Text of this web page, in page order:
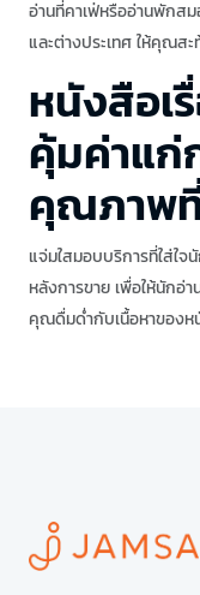
อ่านที่คาเฟ่หรืออ่านพักสม
และต่างประเทศ ให้คุณส
หนังสือเ
คุ้มค่าแก่
คุณภาพที่
แจ่มใสมอบบริการที่ใส่ใ
หลังการขาย เพื่อให้นักอ่
คุณดื่มด่ำกับเนื้อหาของห